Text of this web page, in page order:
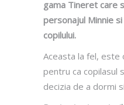
gama Tineret care
personajul Minnie
copilului.
Aceasta la fel,
pentru ca copilasul
decizia de a dormi